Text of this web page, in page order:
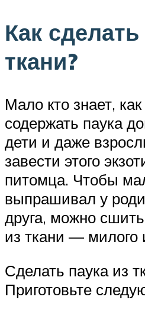
Как
ткани?
Мало кто знает,
содержать паука
дети и даже
завести этого
питомца. Чтобы
выпрашивал у
друга, можно
из ткани — милого
Сделать паука из
Приготовьте